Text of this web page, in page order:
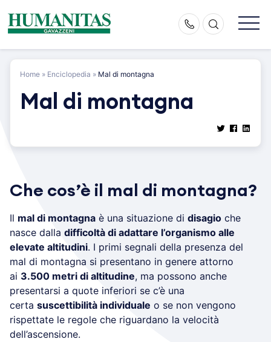
content
Home » Enciclopedia » Mal di montagna
Mal di montagna
Che cos’è il mal di montagna?
Il mal di montagna è una situazione di disagio che
nasce dalla difficoltà di adattare l’organismo alle
elevate altitudini. I primi segnali della presenza del
mal di montagna si presentano in genere attorno
ai 3.500 metri di altitudine, ma possono anche
presentarsi a quote inferiori se c’è una
certa suscettibilità individuale o se non vengono
rispettate le regole che riguardano la velocità
dell’ascensione.